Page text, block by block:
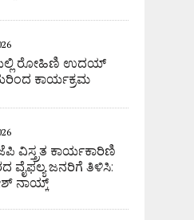
ರೋಹಿಣಿ ಉದಯ್
ಕಾರ್ಯಕ್ರಮ
ವಿಸ್ತ್ರತ ಕಾರ್ಯಕಾರಿಣಿ
ವೈಫಲ್ಯ ಜನರಿಗೆ ತಿಳಿಸಿ:
ನಾಯ್ಕ್